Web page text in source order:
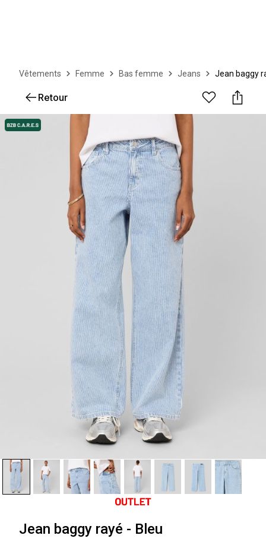
Vêtements Femme Bas femme Jeans Jean baggy
Retour
Jean baggy rayé - Bleu